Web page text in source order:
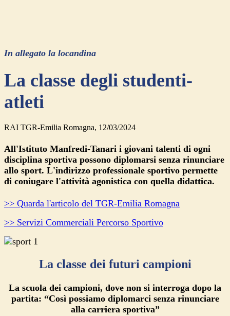
In allegato la locandina
La classe degli studenti-
atleti
RAI TGR-Emilia Romagna, 12/03/2024
All'Istituto Manfredi-Tanari i giovani talenti di ogni
disciplina sportiva possono diplomarsi senza rinunciare
allo sport. L'indirizzo professionale sportivo permette
di coniugare l'attività agonistica con quella didattica.
>> Quarda l'articolo del TGR-Emilia Romagna
>> Servizi Commerciali Percorso Sportivo
La classe dei futuri campioni
La scuola dei campioni, dove non si interroga dopo la
partita: “Così possiamo diplomarci senza rinunciare
alla carriera sportiva”